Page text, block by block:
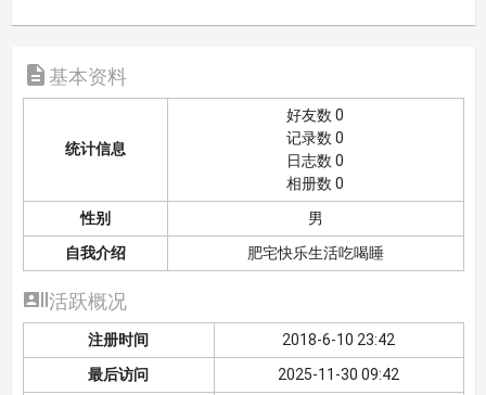
 基本资料
统计信息
好友数 0
记录数 0
日志数 0
相册数 0
性别
男
自我介绍
肥宅快乐生活吃喝睡
活跃概况
注册时间
2018-6-10 23:42
最后访问
2025-11-30 09:42